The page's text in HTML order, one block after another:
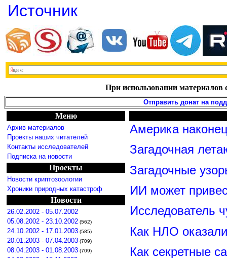
Источник
При использовании материалов
Отправить донат на
Меню
Архив материалов
Проекты наших читателей
Контакты исследователей
Подписка на новости
Проекты
Новости криптозоологии
Хроники природных катастроф
Новости
26.02.2002 - 05.07.2002
05.08.2002 - 23.10.2002 (562)
24.10.2002 - 17.01.2003 (585)
20.01.2003 - 07.04.2003 (709)
08.04.2003 - 01.08.2003 (709)
Америка
Загадочная
Загадочные
ИИ может
Исследователь
Как НЛО
Как секретные